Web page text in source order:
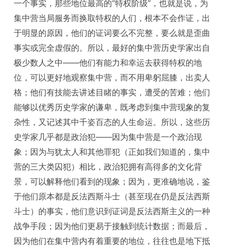
一个事实，那些地位最高的“特权阶级”，也就是说，为
集中营当局服务而换取特权的人们，根本不会作证，出
于明显的原因，他们的证词要么不完整，要么就是歪曲
事实或完全虚假的。所以，最好的集中营历史学家出自
极少数人之中——他们有能力和幸运去获得特权的地
位，可以更好地观察集中营，而不用卑躬屈膝，出卖人
格；他们有技能去讲述目睹的事实，遭受的苦难；他们
能够以优秀历史学家的谦卑，既考虑到集中营现象的复
杂性，又记述其中千姿百态的人生命运。所以，这些历
史学家几乎都是政治犯——因为集中营是一个政治现
象；因为与犹太人和其他罪犯（正如我们知道的，集中
营的三大类囚犯）相比，政治犯拥有高得多的文化背
景，可以解释他们看到的现象；因为，更准确地说，鉴
于他们原本都是反法西斯斗士（甚至现在仍是反法西斯
斗士）的事实，他们意识到证词是反法西斯主义的一种
战争手段；因为他们更易于接触到统计数据；而最后，
因为他们在集中营内有着重要的地位，往往也是地下抵